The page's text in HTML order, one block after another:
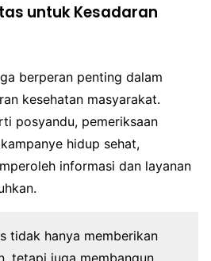
untuk Kesadaran
berperan penting dalam
kesehatan masyarakat.
posyandu, pemeriksaan
hidup sehat,
informasi dan layanan
tidak hanya memberikan
tetapi juga membangun